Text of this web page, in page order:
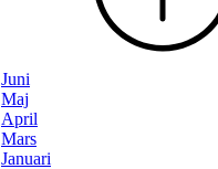
Juni
Maj
April
Mars
Januari